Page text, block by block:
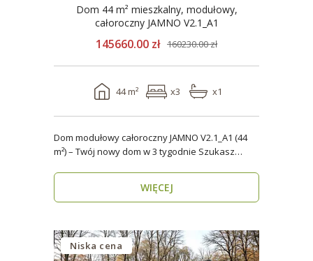
Dom 44 m² mieszkalny, modułowy,
całoroczny JAMNO V2.1_A1
145660.00 zł 160230.00 zł
44 m² x3 x1
Dom modułowy całoroczny JAMNO V2.1_A1 (44
m²) – Twój nowy dom w 3 tygodnie Szukasz
WIĘCEJ
Niska cena